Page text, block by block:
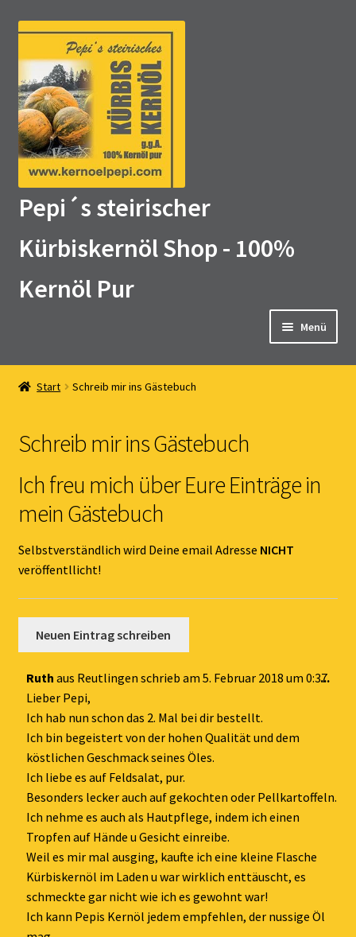
Zur
Navigation
springen
Zum
springen
Pepi´s steirischer
Kürbiskernöl Shop - 100%
Kernöl Pur
Menü
Home
Kernöl Pepi
Übers Kernöl
Kontakt
Gästebuch
Start Schreib mir ins Gästebuch
Schreib mir ins Gästebuch
Ich freu mich über Eure Einträge in
mein Gästebuch
Selbstverständlich wird Deine email Adresse NICHT
veröffentllicht!
Ruth aus Reutlingen schrieb am 5. Februar 2018 um 0:37
Lieber Pepi,
Ich hab nun schon das 2. Mal bei dir bestellt.
Ich bin begeistert von der hohen Qualität und dem
köstlichen Geschmack seines Öles.
Ich liebe es auf Feldsalat, pur.
Besonders lecker auch auf gekochten oder Pellkartoffeln.
Ich nehme es auch als Hautpflege, indem ich einen
Tropfen auf Hände u Gesicht einreibe.
Weil es mir mal ausging, kaufte ich eine kleine Flasche
Kürbiskernöl im Laden u war wirklich enttäuscht, es
schmeckte gar nicht wie ich es gewohnt war!
Ich kann Pepis Kernöl jedem empfehlen, der nussige Öl
...